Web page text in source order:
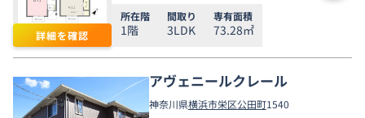
詳細を確認
所在階
1階
間取り
3LDK
専有面積
73.28㎡
アヴェニールクレール
神奈川県横浜市栄区公田町1540